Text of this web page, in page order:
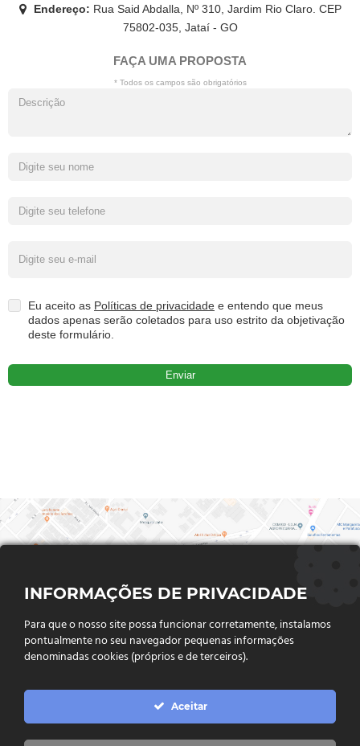
Endereço: Rua Said Abdalla, Nº 310, Jardim Rio Claro. CEP
75802-035, Jataí - GO
FAÇA UMA PROPOSTA
* Todos os campos são obrigatórios
Eu aceito as Políticas de privacidade e entendo que meus
dados apenas serão coletados para uso estrito da objetivação
deste formulário.
FALE CONOSCO
Endereço:Rua Said Abdalla, Nº 310, Jardim Rio Claro. CEP
75802-035, Jataí - GO
INFORMAÇÕES DE PRIVACIDADE
Para que o nosso site possa funcionar corretamente, instalamos
pontualmente no seu navegador pequenas informações
denominadas cookies (próprios e de terceiros).
Aceitar